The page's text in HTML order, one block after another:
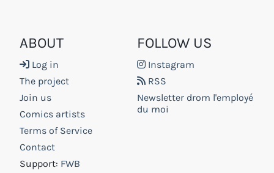
ABOUT
Log in
The project
Join us
Comics artists
Terms of Service
Contact
Support: FWB
FOLLOW US
Instagram
RSS
Newsletter drom l'employé
du moi